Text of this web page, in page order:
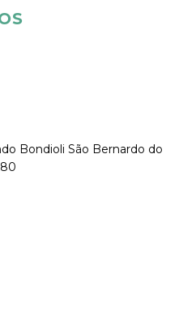
Bondioli São Bernardo do